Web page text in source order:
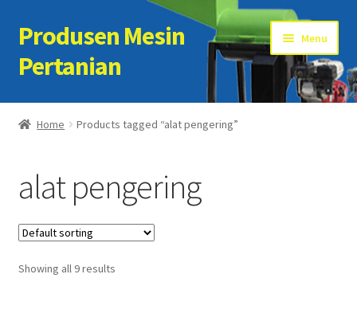
Skip
to
navigation
Skip
to
content
Produsen Mesin
Pertanian
Menu
Home
Cart
Checkout
Kontak Kami
Home Products tagged “alat pengering”
alat pengering
Showing all 9 results